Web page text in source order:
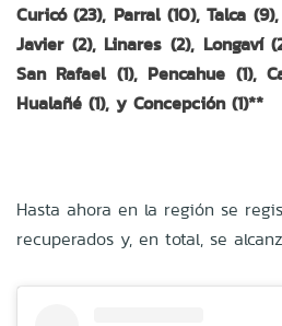
Curicó (23), Parral (10), Talca
Javier (2), Linares (2), Longaví
San Rafael (1), Pencahue (1),
Hualañé (1), y Concepción (1)**
Hasta ahora en la región se
recuperados y, en total, se